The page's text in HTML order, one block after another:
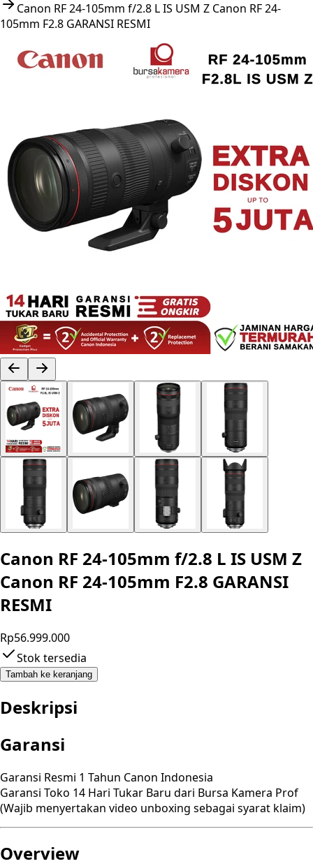
Canon RF 24-105mm f/2.8 L IS USM Z Canon RF 24-
105mm F2.8 GARANSI RESMI
Canon RF 24-105mm f/2.8 L IS USM Z
Canon RF 24-105mm F2.8 GARANSI
RESMI
Rp56.999.000
Stok tersedia
Tambah ke keranjang
Deskripsi
Garansi
Garansi Resmi 1 Tahun Canon Indonesia
Garansi Toko 14 Hari Tukar Baru dari Bursa Kamera Prof
(Wajib menyertakan video unboxing sebagai syarat klaim)
Overview